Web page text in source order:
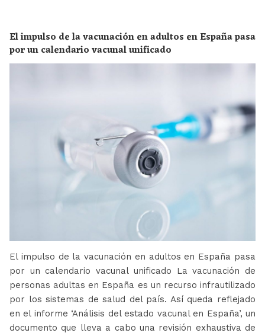
El impulso de la vacunación en adultos en España pasa
por un calendario vacunal unificado
El impulso de la vacunación en adultos en España pasa
por un calendario vacunal unificado La vacunación de
personas adultas en España es un recurso infrautilizado
por los sistemas de salud del país. Así queda reflejado
en el informe ‘Análisis del estado vacunal en España’, un
documento que lleva a cabo una revisión exhaustiva de